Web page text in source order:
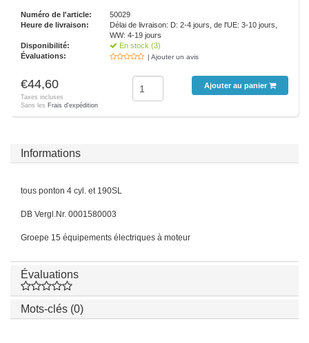
Numéro de l'article:
50029
Heure de livraison:
Délai de livraison: D: 2-4 jours, de l'UE: 3-10 jours,
WW: 4-19 jours
Disponibilité:
En stock (3)
Évaluations:
| Ajouter un avis
€44,60
Taxes incluses
Sans les Frais d'expédition
Ajouter au panier
Informations
tous ponton 4 cyl. et 190SL
DB Vergl.Nr. 0001580003
Groepe 15 équipements électriques à moteur
Évaluations
Mots-clés (0)